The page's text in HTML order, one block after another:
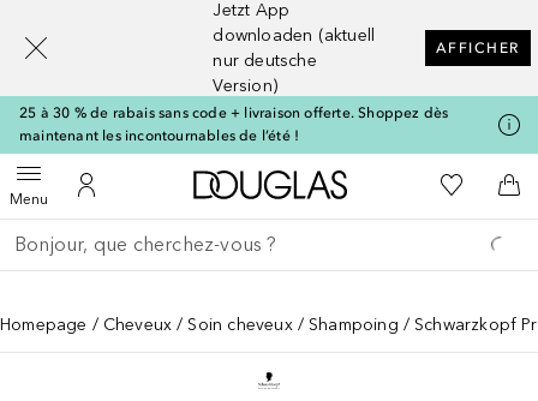
Jetzt App
downloaden (aktuell
nur deutsche
Version)
AFFICHER
25 à 30 % de rabais sans code + livraison offerte. Shoppez dès
maintenant les incontournables de l’été !
MenuOuvrir le menuVers Mon Compte
Vers l'accueil Douglas
Vers Ma
Retourner
Exécuter la recherche
Homepage Cheveux Soin cheveux Shampoing Schwarzkopf
[navigation.slideout.screenreader]